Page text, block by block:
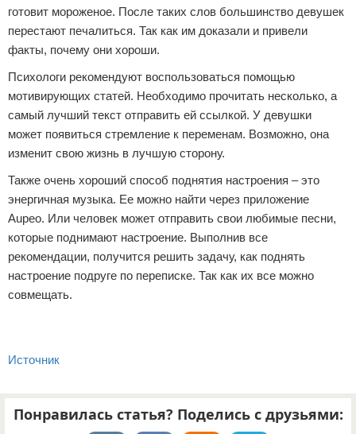
готовит мороженое. После таких слов большинство девушек
перестают печалиться. Так как им доказали и привели
факты, почему они хороши.
Психологи рекомендуют воспользоваться помощью
мотивирующих статей. Необходимо прочитать несколько, а
самый лучший текст отправить ей ссылкой. У девушки
может появиться стремление к переменам. Возможно, она
изменит свою жизнь в лучшую сторону.
Также очень хороший способ поднятия настроения – это
энергичная музыка. Ее можно найти через приложение
Aupeo. Или человек может отправить свои любимые песни,
которые поднимают настроение. Выполнив все
рекомендации, получится решить задачу, как поднять
настроение подруге по переписке. Так как их все можно
совмещать.
Источник
Понравилась статья? Поделись с друзьями: